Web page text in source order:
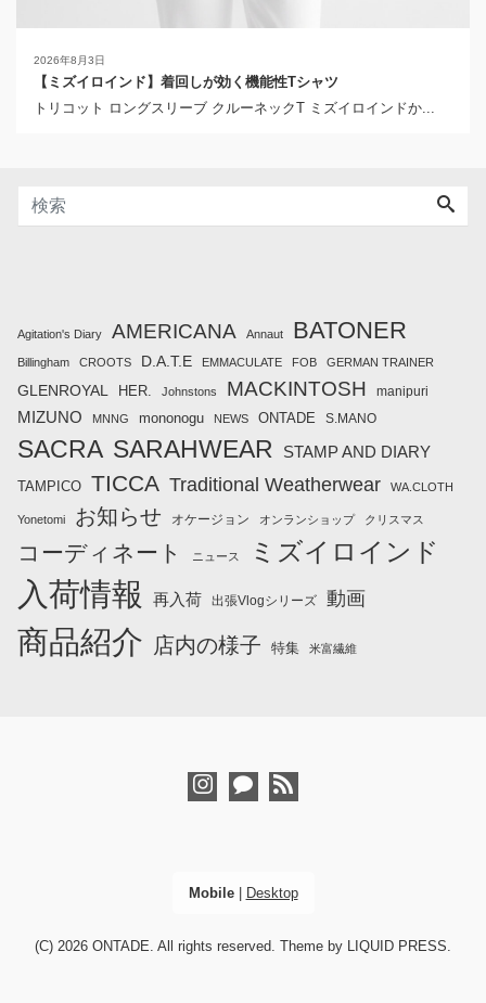
2026年8月3日
【ミズイロインド】着回しが効く機能性Tシャツ
トリコット ロングスリーブ クルーネックT ミズイロインドか...
Agitation's Diary AMERICANA Annaut BATONER
Billingham CROOTS D.A.T.E EMMACULATE FOB GERMAN TRAINER
GLENROYAL HER. Johnstons MACKINTOSH manipuri
MIZUNO MNNG mononogu NEWS ONTADE S.MANO
SACRA SARAHWEAR STAMP AND DIARY
TAMPICO TICCA Traditional Weatherwear WA.CLOTH
Yonetomi お知らせ オケージョン オンランショップ クリスマス
コーディネート ニュース ミズイロインド
入荷情報 再入荷 出張Vlogシリーズ 動画
商品紹介 店内の様子 特集 米富繊維
Mobile| Desktop
(C) 2026 ONTADE . All rights reserved. Theme by LIQUID PRESS